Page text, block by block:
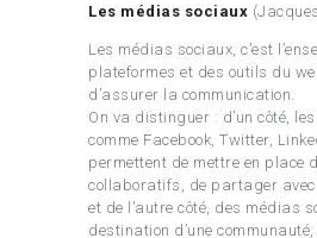
Les médias sociaux
Les médias sociaux, c’est
plateformes et des outils du
d’assurer la communication.
On va distinguer : d’un côté,
comme Facebook, Twitter,
permettent de mettre en place
collaboratifs, de partager avec
et de l’autre côté, des médias
destination d’une